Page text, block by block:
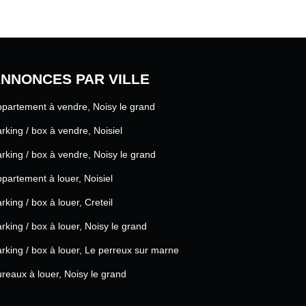
PAR VILLE
à vendre, Noisy le grand
/ box à vendre, Noisiel
/ box à vendre, Noisy le grand
à louer, Noisiel
/ box à louer, Creteil
/ box à louer, Noisy le grand
/ box à louer, Le perreux sur marne
à louer, Noisy le grand